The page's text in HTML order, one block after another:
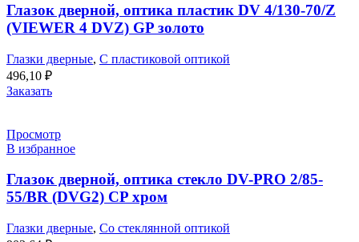
Глазок дверной, оптика пластик DV 4/130-70/Z
(VIEWER 4 DVZ) GP золото
Глазки дверные, С пластиковой оптикой
496,10 ₽
Заказать
Просмотр
В избранное
Глазок дверной, оптика стекло DV-PRO 2/85-
55/BR (DVG2) CP хром
Глазки дверные, Со стеклянной оптикой